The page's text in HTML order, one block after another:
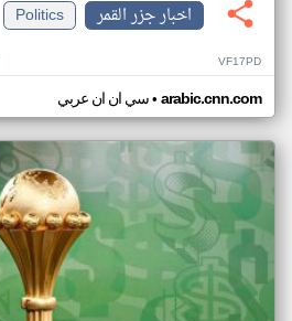
اخبار جزر القمر
Politics
VF17PD
سي ان ان عربي• arabic.cnn.com